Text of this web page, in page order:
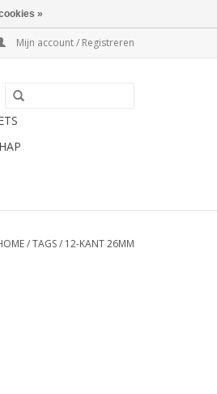
Mijn account / Registreren
/TAGS/ 12-KANT 26MM
»